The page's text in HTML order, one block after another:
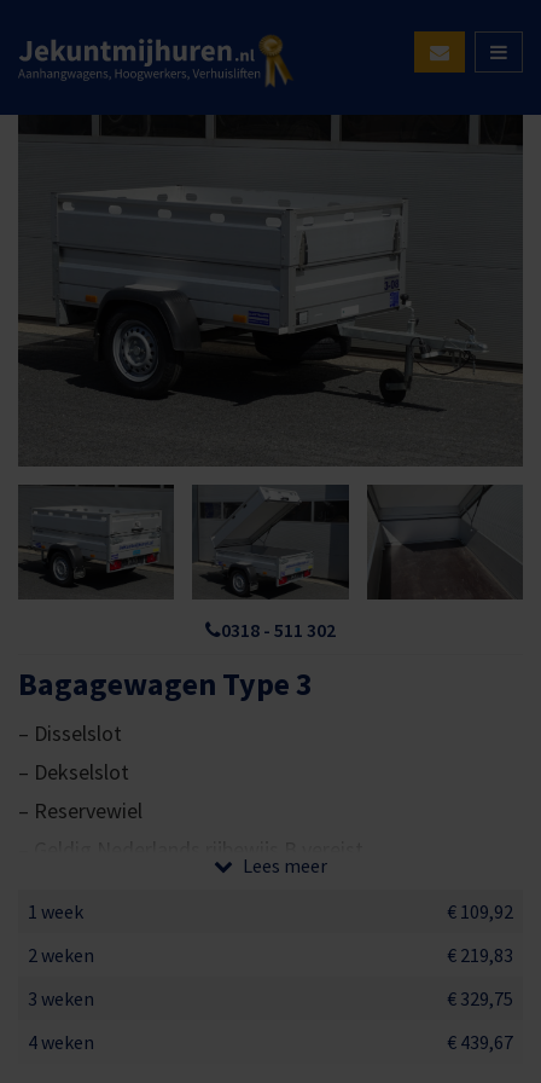
0318 - 511 302
Bagagewagen Type 3
– Disselslot
– Dekselslot
– Reservewiel
Bij het reserveren een bagagewagen is
vooruitbetaling van het hele huurbedrag vereist.
In geval van annulering
Lees meer
1 week
€ 109,92
2 weken
€ 219,83
3 weken
€ 329,75
4 weken
€ 439,67